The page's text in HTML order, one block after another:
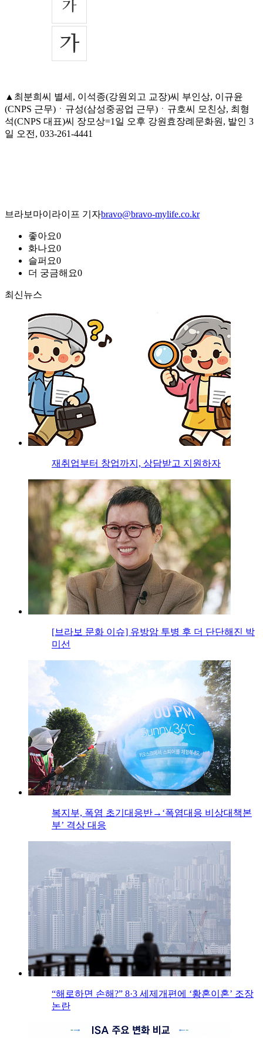
▲최분희씨 별세, 이석종(강원외고 교장)씨 부인상, 이규윤
(CNPS 근무)ㆍ규성(삼성중공업 근무)ㆍ규호씨 모친상, 최형
석(CNPS 대표)씨 장모상=1일 오후 강원효장례문화원, 발인 3
일 오전, 033-261-4441
브라보마이라이프 기자bravo@bravo-mylife.co.kr
좋아요0
화나요0
슬퍼요0
더 궁금해요0
최신뉴스
재취업부터 창업까지, 상담받고 지원하자
[브라보 문화 이슈] 유방암 투병 후 더 단단해진 박
미선
복지부, 폭염 초기대응반→‘폭염대응 비상대책본
부’ 격상 대응
“해로하면 손해?” 8·3 세제개편에 ‘황혼이혼’ 조장
논란